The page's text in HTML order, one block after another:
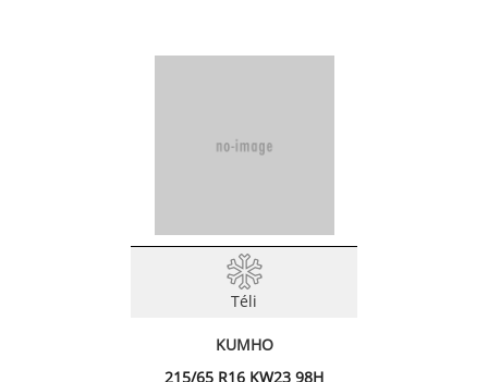
Téli
KUMHO
215/65 R16 KW23 98H